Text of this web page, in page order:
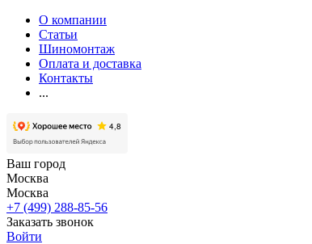
О компании
Статьи
Шиномонтаж
Оплата и доставка
Контакты
...
Ваш город
Москва
Москва
+7 (499) 288-85-56
Заказать звонок
Войти